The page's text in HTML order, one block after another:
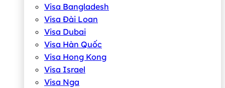
Visa Bangladesh
Visa Đài Loan
Visa Dubai
Visa Hàn Quốc
Visa Hong Kong
Visa Israel
Visa Nga